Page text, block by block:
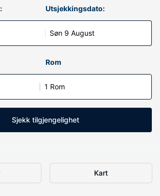
Utsjekkingsdato:
Søn 9 August
Rom
1 Rom
Sjekk tilgjengelighet
Kart